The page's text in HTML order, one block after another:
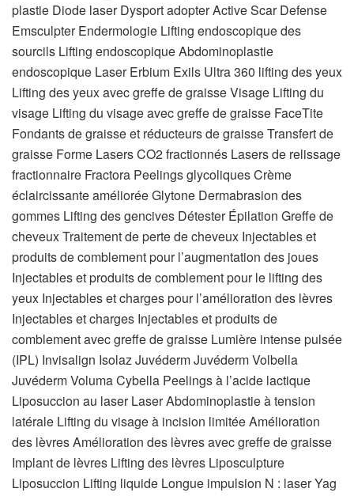
plastie Diode laser Dysport adopter Active Scar Defense
Emsculpter Endermologie Lifting endoscopique des
sourcils Lifting endoscopique Abdominoplastie
endoscopique Laser Erbium Exils Ultra 360 lifting des yeux
Lifting des yeux avec greffe de graisse Visage Lifting du
visage Lifting du visage avec greffe de graisse FaceTite
Fondants de graisse et réducteurs de graisse Transfert de
graisse Forme Lasers CO2 fractionnés Lasers de relissage
fractionnaire Fractora Peelings glycoliques Crème
éclaircissante améliorée Glytone Dermabrasion des
gommes Lifting des gencives Détester Épilation Greffe de
cheveux Traitement de perte de cheveux Injectables et
produits de comblement pour l’augmentation des joues
Injectables et produits de comblement pour le lifting des
yeux Injectables et charges pour l’amélioration des lèvres
Injectables et charges Injectables et produits de
comblement avec greffe de graisse Lumière intense pulsée
(IPL) Invisalign Isolaz Juvéderm Juvéderm Volbella
Juvéderm Voluma Cybella Peelings à l’acide lactique
Liposuccion au laser Laser Abdominoplastie à tension
latérale Lifting du visage à incision limitée Amélioration
des lèvres Amélioration des lèvres avec greffe de graisse
Implant de lèvres Lifting des lèvres Liposculpture
Liposuccion Lifting liquide Longue impulsion N : laser Yag